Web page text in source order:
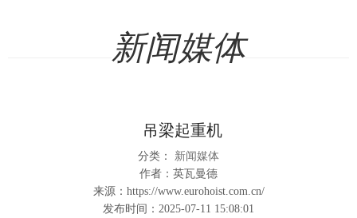
新闻媒体
吊梁起重机
分类：
新闻媒体
作者： 英瓦曼德
来源： https://www.eurohoist.com.cn/
发布时间： 2025-07-11 15:08:01